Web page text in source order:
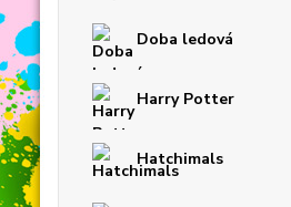
Doba ledová
Harry Potter
Hatchimals